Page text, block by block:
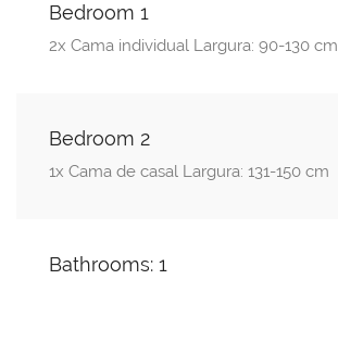
Bedroom 1
2x Cama individual Largura: 90-130 cm
Bedroom 2
1x Cama de casal Largura: 131-150 cm
Bathrooms: 1